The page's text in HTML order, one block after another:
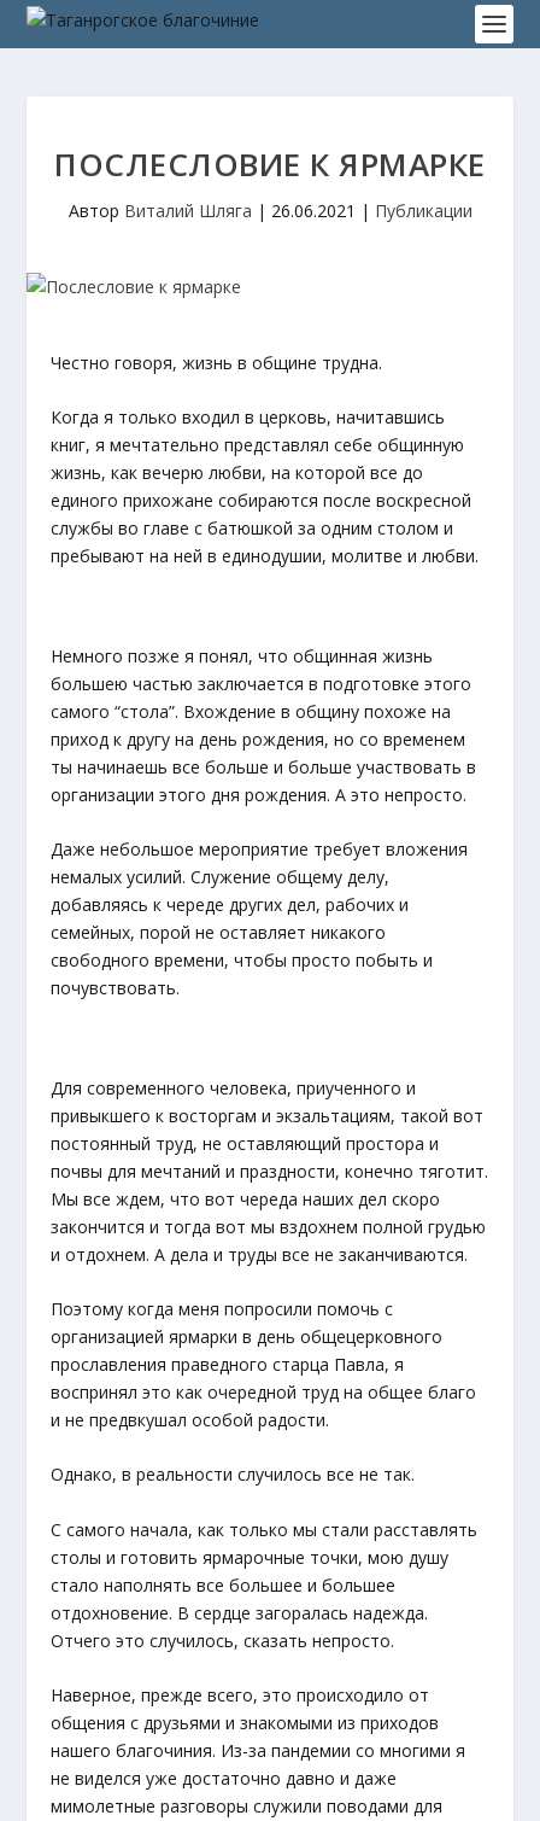
ПОСЛЕСЛОВИЕ К ЯРМАРКЕ
Автор Виталий Шляга | 26.06.2021 | Публикации
Честно говоря, жизнь в общине трудна.
Когда я только входил в церковь, начитавшись
книг, я мечтательно представлял себе общинную
жизнь, как вечерю любви, на которой все до
единого прихожане собираются после воскресной
службы во главе с батюшкой за одним столом и
пребывают на ней в единодушии, молитве и любви.
Немного позже я понял, что общинная жизнь
большею частью заключается в подготовке этого
самого “стола”. Вхождение в общину похоже на
приход к другу на день рождения, но со временем
ты начинаешь все больше и больше участвовать в
организации этого дня рождения. А это непросто.
Даже небольшое мероприятие требует вложения
немалых усилий. Служение общему делу,
добавляясь к череде других дел, рабочих и
семейных, порой не оставляет никакого
свободного времени, чтобы просто побыть и
почувствовать.
Для современного человека, приученного и
привыкшего к восторгам и экзальтациям, такой вот
постоянный труд, не оставляющий простора и
почвы для мечтаний и праздности, конечно тяготит.
Мы все ждем, что вот череда наших дел скоро
закончится и тогда вот мы вздохнем полной грудью
и отдохнем. А дела и труды все не заканчиваются.
Поэтому когда меня попросили помочь с
организацией ярмарки в день общецерковного
прославления праведного старца Павла, я
воспринял это как очередной труд на общее благо
и не предвкушал особой радости.
Однако, в реальности случилось все не так.
С самого начала, как только мы стали расставлять
столы и готовить ярмарочные точки, мою душу
стало наполнять все большее и большее
отдохновение. В сердце загоралась надежда.
Отчего это случилось, сказать непросто.
Наверное, прежде всего, это происходило от
общения с друзьями и знакомыми из приходов
нашего благочиния. Из-за пандемии со многими я
не виделся уже достаточно давно и даже
мимолетные разговоры служили поводами для